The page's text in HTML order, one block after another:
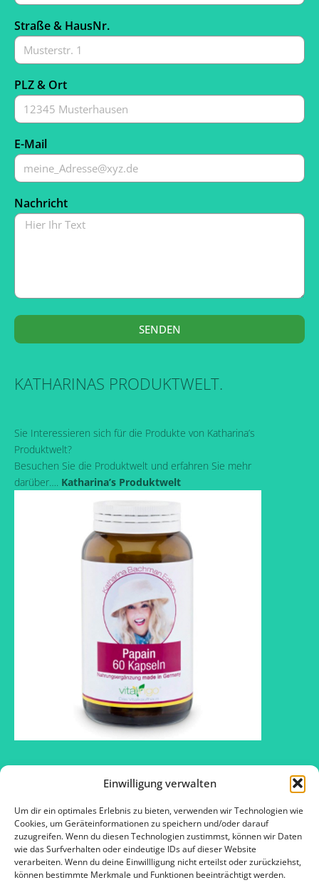
Einwilligung verwalten
Um dir ein optimales Erlebnis zu bieten, verwenden wir Technologien wie
Cookies, um Geräteinformationen zu speichern und/oder darauf
zuzugreifen. Wenn du diesen Technologien zustimmst, können wir Daten
wie das Surfverhalten oder eindeutige IDs auf dieser Website
verarbeiten. Wenn du deine Einwillligung nicht erteilst oder zurückziehst,
können bestimmte Merkmale und Funktionen beeinträchtigt werden.
Straße & HausNr.
PLZ & Ort
E-Mail
Nachricht
SENDEN
KATHARINAS PRODUKTWELT.
Sie Interessieren sich für die Produkte von Katharina’s
Produktwelt?
Besuchen Sie die Produktwelt und erfahren Sie mehr
darüber…. Katharina’s Produktwelt
2016 © SOS – Schlank ohne Sport ™
Kontakt